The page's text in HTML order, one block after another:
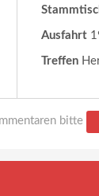
Ausfahrt
Treffen
bitte